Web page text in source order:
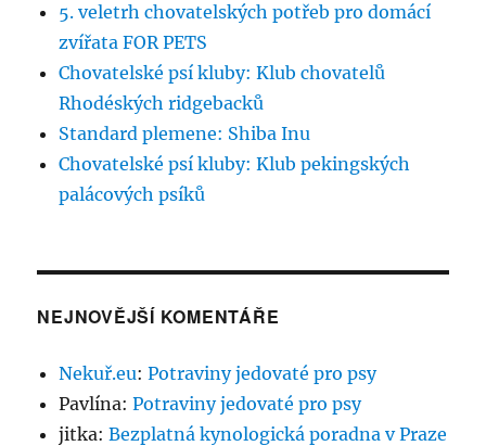
5. veletrh chovatelských potřeb pro domácí
zvířata FOR PETS
Chovatelské psí kluby: Klub chovatelů
Rhodéských ridgebacků
Standard plemene: Shiba Inu
Chovatelské psí kluby: Klub pekingských
palácových psíků
NEJNOVĚJŠÍ KOMENTÁŘE
Nekuř.eu:Potraviny jedovaté pro psy
Pavlína:Potraviny jedovaté pro psy
jitka:Bezplatná kynologická poradna v Praze